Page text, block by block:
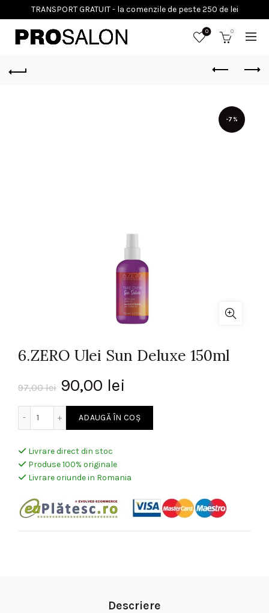
0 0
-7%
6.ZERO Ulei Sun Deluxe 150ml
97,00lei Prețul
inițial
fost:
90,00 lei
curent
Cantitate 6.ZERO Ulei Sun Deluxe 150ml
ADAUGĂ ÎN COȘ
Livrare direct din stoc
Produse 100% originale
Livrare oriunde in Romania
Descriere